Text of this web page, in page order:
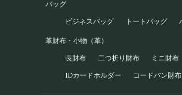
バッグ
ビジネスバッグ トートバッグ
革財布・小物（革）
長財布 二つ折り財布 ミニ財布
IDカードホルダー コードバン財布